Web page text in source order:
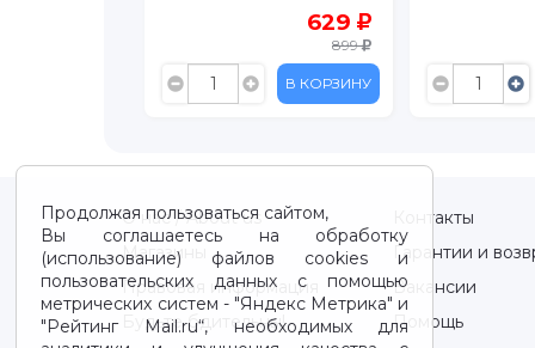
629
899
В КОРЗИНУ
Продолжая пользоваться сайтом,
Вы соглашаетесь на обработку
(использование) файлов cookies и
пользовательских данных с помощью
метрических систем - "Яндекс Метрика" и
"Рейтинг Mail.ru“, необходимых для
О нас / About us
Контакты
Магазины
Гарантии и
Правовая информация
Вакансии
Будьте бдительны!
Помощь